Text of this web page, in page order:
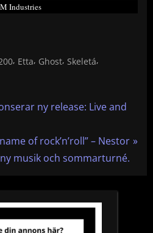
Industries
, Etta, Ghost, Skeletá,
ny release: Live and
of rock’n’roll” – Nestor
musik och sommarturné.